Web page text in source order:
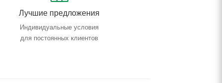
Лучшие предложения
Индивидуальные условия
для постоянных клиентов